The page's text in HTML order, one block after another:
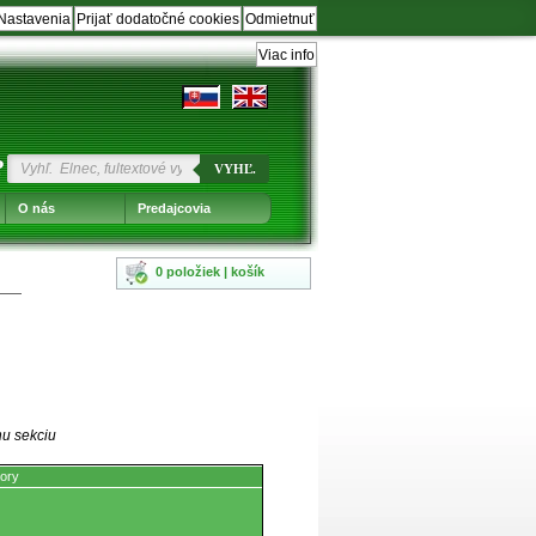
Odmietnuť
Prijať dodatočné cookies
Nastavenia
Viac info
VYHĽ.
O nás Predajcovia
0 položiek | košík
sekciu